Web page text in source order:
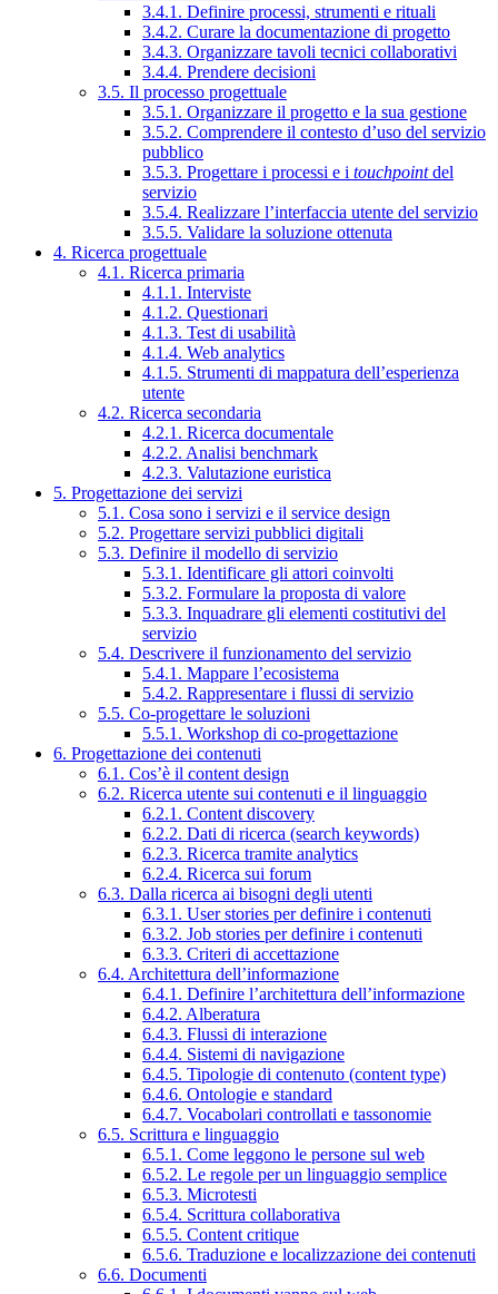
3.4.1. Definire processi, strumenti e rituali
3.4.2. Curare la documentazione di progetto
3.4.3. Organizzare tavoli tecnici collaborativi
3.4.4. Prendere decisioni
3.5. Il processo progettuale
3.5.1. Organizzare il progetto e la sua gestione
3.5.2. Comprendere il contesto d’uso del servizio
pubblico
3.5.3. Progettare i processi e i touchpointdel
servizio
3.5.4. Realizzare l’interfaccia utente del servizio
3.5.5. Validare la soluzione ottenuta
4. Ricerca progettuale
4.1. Ricerca primaria
4.1.1. Interviste
4.1.2. Questionari
4.1.3. Test di usabilità
4.1.4. Web analytics
4.1.5. Strumenti di mappatura dell’esperienza
utente
4.2. Ricerca secondaria
4.2.1. Ricerca documentale
4.2.2. Analisi benchmark
4.2.3. Valutazione euristica
5. Progettazione dei servizi
5.1. Cosa sono i servizi e il service design
5.2. Progettare servizi pubblici digitali
5.3. Definire il modello di servizio
5.3.1. Identificare gli attori coinvolti
5.3.2. Formulare la proposta di valore
5.3.3. Inquadrare gli elementi costitutivi del
servizio
5.4. Descrivere il funzionamento del servizio
5.4.1. Mappare l’ecosistema
5.4.2. Rappresentare i flussi di servizio
5.5. Co-progettare le soluzioni
5.5.1. Workshop di co-progettazione
6. Progettazione dei contenuti
6.1. Cos’è il content design
6.2. Ricerca utente sui contenuti e il linguaggio
6.2.1. Content discovery
6.2.2. Dati di ricerca (search keywords)
6.2.3. Ricerca tramite analytics
6.2.4. Ricerca sui forum
6.3. Dalla ricerca ai bisogni degli utenti
6.3.1. User stories per definire i contenuti
6.3.2. Job stories per definire i contenuti
6.3.3. Criteri di accettazione
6.4. Architettura dell’informazione
6.4.1. Definire l’architettura dell’informazione
6.4.2. Alberatura
6.4.3. Flussi di interazione
6.4.4. Sistemi di navigazione
6.4.5. Tipologie di contenuto (content type)
6.4.6. Ontologie e standard
6.4.7. Vocabolari controllati e tassonomie
6.5. Scrittura e linguaggio
6.5.1. Come leggono le persone sul web
6.5.2. Le regole per un linguaggio semplice
6.5.3. Microtesti
6.5.4. Scrittura collaborativa
6.5.5. Content critique
6.5.6. Traduzione e localizzazione dei contenuti
6.6. Documenti